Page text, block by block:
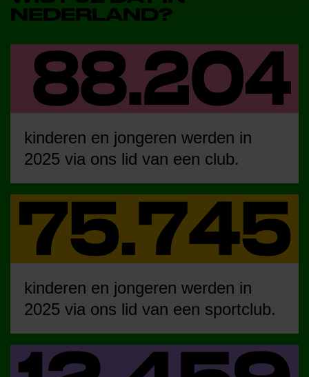
NEDERLAND?
kinderen en jongeren werden in
2025 via ons lid van een club.
kinderen en jongeren werden in
2025 via ons lid van een sportclub.